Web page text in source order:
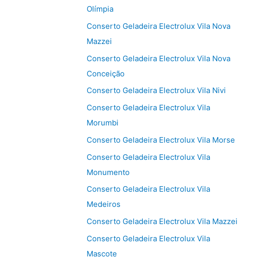
Olímpia
Conserto Geladeira Electrolux Vila Nova
Mazzei
Conserto Geladeira Electrolux Vila Nova
Conceição
Conserto Geladeira Electrolux Vila Nivi
Conserto Geladeira Electrolux Vila
Morumbi
Conserto Geladeira Electrolux Vila Morse
Conserto Geladeira Electrolux Vila
Monumento
Conserto Geladeira Electrolux Vila
Medeiros
Conserto Geladeira Electrolux Vila Mazzei
Conserto Geladeira Electrolux Vila
Mascote